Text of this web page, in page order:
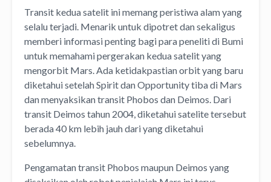
Transit kedua satelit ini memang peristiwa alam yang
selalu terjadi. Menarik untuk dipotret dan sekaligus
memberi informasi penting bagi para peneliti di Bumi
untuk memahami pergerakan kedua satelit yang
mengorbit Mars. Ada ketidakpastian orbit yang baru
diketahui setelah Spirit dan Opportunity tiba di Mars
dan menyaksikan transit Phobos dan Deimos. Dari
transit Deimos tahun 2004, diketahui satelite tersebut
berada 40 km lebih jauh dari yang diketahui
sebelumnya.
Pengamatan transit Phobos maupun Deimos yang